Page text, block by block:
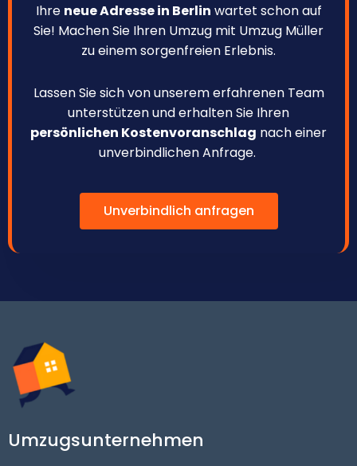
Ihre neue Adresse in Berlin wartet schon auf
Sie! Machen Sie Ihren Umzug mit Umzug Müller
zu einem sorgenfreien Erlebnis.
Lassen Sie sich von unserem erfahrenen Team
unterstützen und erhalten Sie Ihren
persönlichen Kostenvoranschlag nach einer
unverbindlichen Anfrage.
Unverbindlich anfragen
Umzugsunternehmen